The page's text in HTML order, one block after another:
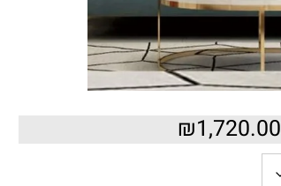
₪1,720.00